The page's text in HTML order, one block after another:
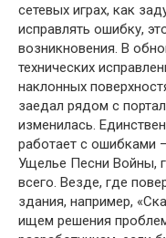
сетевых играх, как
исправлять ошибку,
возникновения. В
технических
наклонных
заедал рядом с
изменилась.
работает с ошибками
Ущелье Песни Войны,
всего. Везде, где
здания, например,
ищем решения